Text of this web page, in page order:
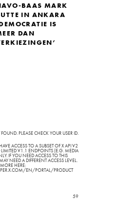
BAAS MARK
IN ANKARA
IS
DAN
PLEASE CHECK YOUR USER ID.
ACCESS TO A SUBSET OF X API V2
V1.1 ENDPOINTS (E.G. MEDIA
IF YOU NEED ACCESS TO THIS
NEED A DIFFERENT ACCESS LEVEL.
HERE:
EN/PORTAL/PRODUCT
59